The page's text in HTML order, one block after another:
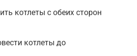
котлеты с обеих сторон
котлеты до